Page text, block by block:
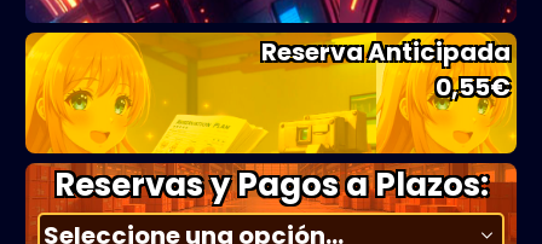
Reserva Anticipada
0,55€
Reservas y Pagos a Plazos: